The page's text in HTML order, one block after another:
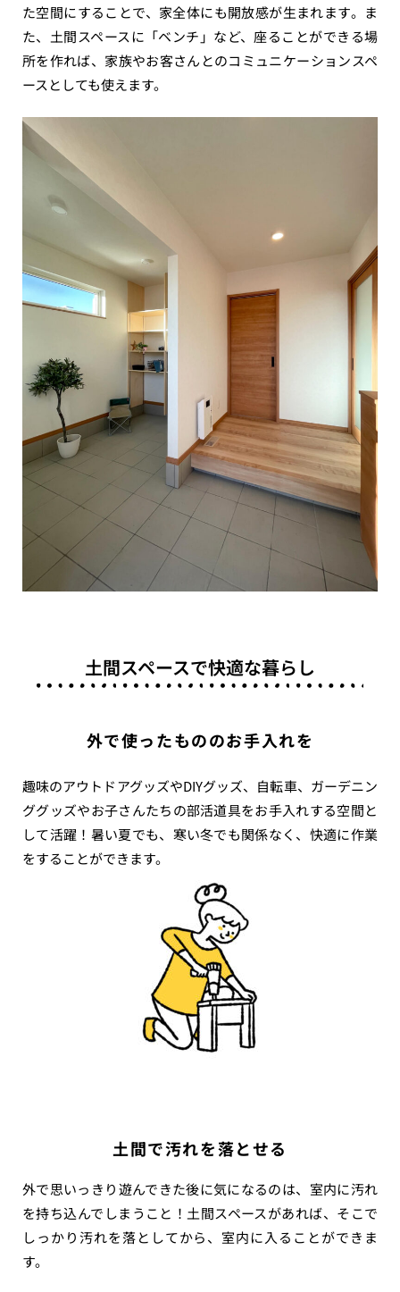
た空間にすることで、家全体にも開放感が生まれます。ま
た、土間スペースに「ベンチ」など、座ることができる場
所を作れば、家族やお客さんとのコミュニケーションスペ
ースとしても使えます。
土間スペースで快適な暮らし
外で使ったもののお手入れを
趣味のアウトドアグッズやDIYグッズ、自転車、ガーデニン
ググッズやお子さんたちの部活道具をお手入れする空間と
して活躍！暑い夏でも、寒い冬でも関係なく、快適に作業
をすることができます。
土間で汚れを落とせる
外で思いっきり遊んできた後に気になるのは、室内に汚れ
を持ち込んでしまうこと！土間スペースがあれば、そこで
しっかり汚れを落としてから、室内に入ることができま
す。